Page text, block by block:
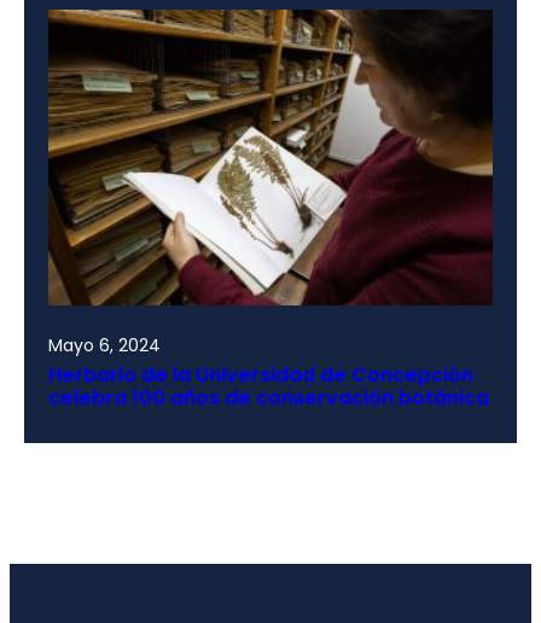
Mayo 6, 2024
Herbario de la Universidad de Concepción
celebra 100 años de conservación botánica